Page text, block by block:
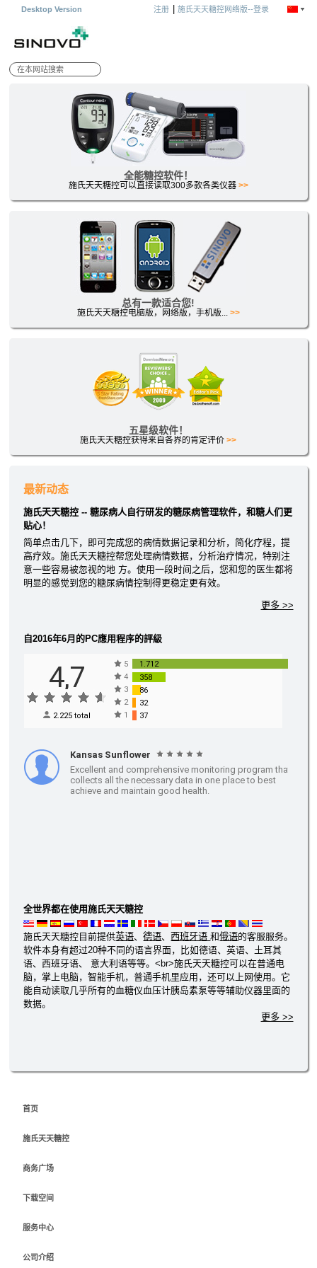
Desktop Version 注册| 施氏天天糖控网络版--登录
全能糖控软件！
施氏天天糖控可以直接读取300多款各类仪器>>
总有一款适合您!
施氏天天糖控电脑版，网络版，手机版...>>
五星级软件！
施氏天天糖控获得来自各界的肯定评价 >>
最新动态
施氏天天糖控 -- 糖尿病人自行研发的糖尿病管理软件，和糖人们更
贴心！
简单点击几下，即可完成您的病情数据记录和分析，简化疗程，提
高疗效。施氏天天糖控帮您处理病情数据，分析治疗情况，特别注
意一些容易被忽视的地 方。使用一段时间之后，您和您的医生都将
明显的感觉到您的糖尿病情控制得更稳定更有效。
更多 >>
自2016年6月的PC應用程序的評級
全世界都在使用施氏天天糖控
施氏天天糖控目前提供英语、德语、西班牙语和俄语的客服服务。
软件本身有超过20种不同的语言界面，比如德语、英语、土耳其
语、西班牙语、 意大利语等等。<br>施氏天天糖控可以在普通电
脑，掌上电脑，智能手机，普通手机里应用，还可以上网使用。它
能自动读取几乎所有的血糖仪血压计胰岛素泵等等辅助仪器里面的
数据。
更多 >>
首页
施氏天天糖控
商务广场
下载空间
服务中心
公司介绍